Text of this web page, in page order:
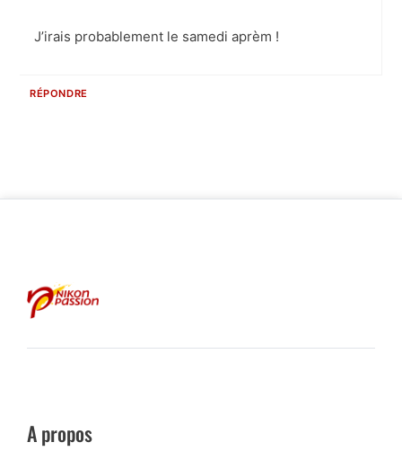
J’irais probablement le samedi aprèm !
RÉPONDRE
A propos